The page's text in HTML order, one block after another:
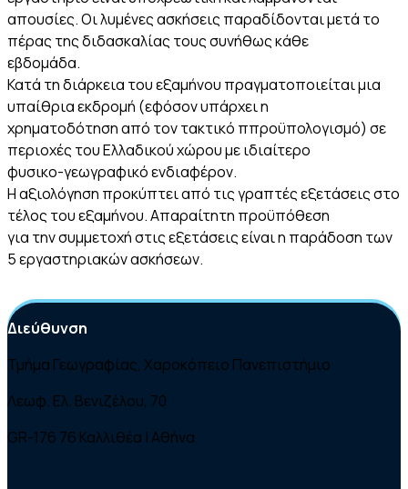
απουσίες. Οι λυμένες ασκήσεις παραδίδονται μετά το
πέρας της διδασκαλίας τους συνήθως κάθε
εβδομάδα.
Κατά τη διάρκεια του εξαμήνου πραγματοποιείται μια
υπαίθρια εκδρομή (εφόσον υπάρχει η
χρηματοδότηση από τον τακτικό ππροϋπολογισμό) σε
περιοχές του Ελλαδικού χώρου με ιδιαίτερο
φυσικο-γεωγραφικό ενδιαφέρον.
Η αξιολόγηση προκύπτει από τις γραπτές εξετάσεις στο
τέλος του εξαμήνου. Απαραίτητη προϋπόθεση
για την συμμετοχή στις εξετάσεις είναι η παράδοση των
5 εργαστηριακών ασκήσεων.
Διεύθυνση
Τμήμα Γεωγραφίας, Χαροκόπειο Πανεπιστήμιο
Λεωφ. Ελ. Βενιζέλου, 70
GR-176 76 Καλλιθέα | Αθήνα